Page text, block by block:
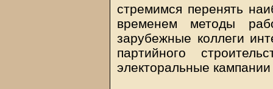
стремимся перенять
временем методы
зарубежные коллеги
партийного
электоральные